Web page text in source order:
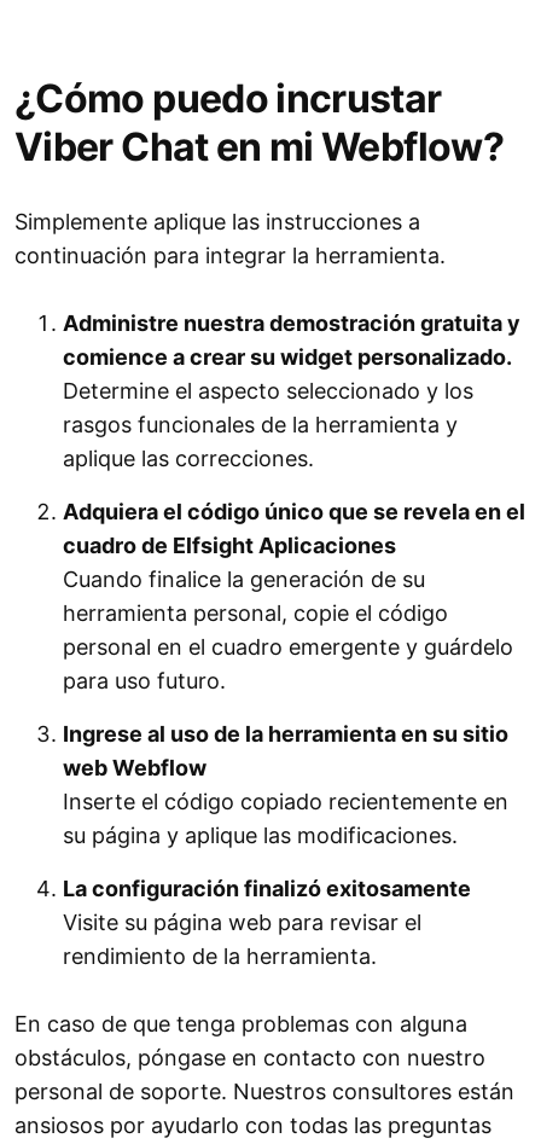
¿Cómo puedo incrustar
Viber Chat en mi Webflow?
Simplemente aplique las instrucciones a
continuación para integrar la herramienta.
Administre nuestra demostración gratuita y
comience a crear su widget personalizado.
Determine el aspecto seleccionado y los
rasgos funcionales de la herramienta y
aplique las correcciones.
Adquiera el código único que se revela en el
cuadro de Elfsight Aplicaciones
Cuando finalice la generación de su
herramienta personal, copie el código
personal en el cuadro emergente y guárdelo
para uso futuro.
Ingrese al uso de la herramienta en su sitio
web Webflow
Inserte el código copiado recientemente en
su página y aplique las modificaciones.
La configuración finalizó exitosamente
Visite su página web para revisar el
rendimiento de la herramienta.
En caso de que tenga problemas con alguna
obstáculos, póngase en contacto con nuestro
personal de soporte. Nuestros consultores están
ansiosos por ayudarlo con todas las preguntas